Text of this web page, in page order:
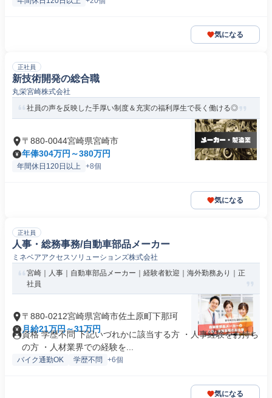
気になる
正社員
新技術開発の総合職
丸栄宮崎株式会社
社員の声を反映した手厚い制度＆充実の福利厚生で長く働ける◎
〒880-0044宮崎県宮崎市
年俸304万円～380万円
年間休日120日以上 +8個
気になる
正社員
人事・総務事務/自動車部品メーカー
ミネベアアクセスソリューションズ株式会社
宮崎｜人事｜自動車部品メーカー｜経験者歓迎｜海外勤務あり｜正
社員
〒880-0212宮崎県宮崎市佐土原町下那珂
月給21万円～31万円
資格 学歴不問 下記いづれかに該当する方 ・人事経験をお持ち
の方 ・人材業界での経験を...
バイク通勤OK 学歴不問 +6個
気になる